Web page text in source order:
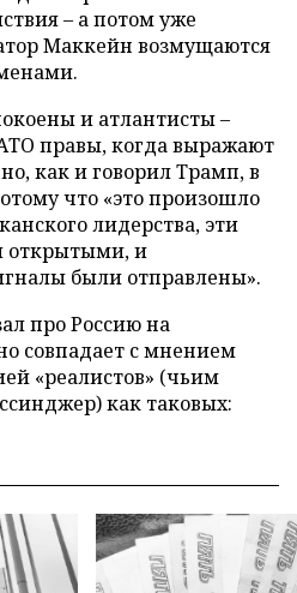
– а потом уже
Маккейн возмущаются
и атлантисты –
правы, когда выражают
как и говорил Трамп, в
что «это произошло
лидерства, эти
открытыми, и
были отправлены».
про Россию на
совпадает с мнением
«реалистов» (чьим
как таковых: